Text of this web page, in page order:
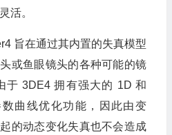
活。
旨在通过其内置的失真模型
或鱼眼镜头的各种可能的镜
于 3DE4 拥有强大的 1D 和
曲线优化功能，因此由变
的动态变化失真也不会造成